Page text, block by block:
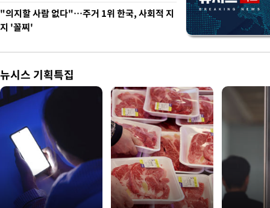
"의지할 사람 없다"…주거 1위 한국, 사회적 지
지 '꼴찌'
뉴시스 기획특집